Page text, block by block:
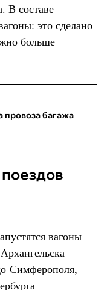
В составе
это сделано
больше
провоза багажа
вагоны
Симферополя,